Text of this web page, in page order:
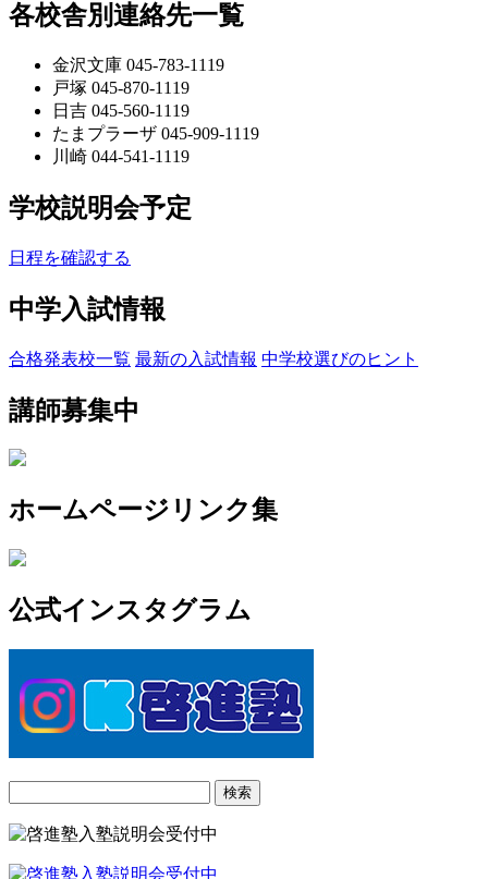
各校舎別連絡先一覧
金沢文庫 045-783-1119
戸塚 045-870-1119
日吉 045-560-1119
たまプラーザ 045-909-1119
川崎 044-541-1119
学校説明会予定
日程を確認する
中学入試情報
合格発表校一覧 最新の入試情報 中学校選びのヒント
講師募集中
ホームページリンク集
公式インスタグラム